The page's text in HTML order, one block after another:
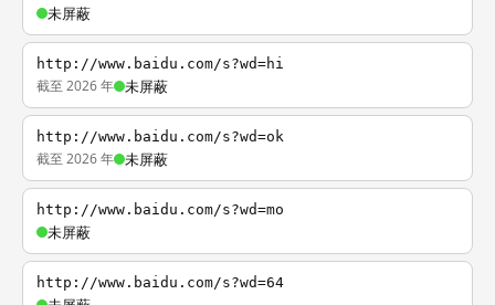
未屏蔽
http://www.baidu.com/s?wd=hi
截至 2026 年 未屏蔽
http://www.baidu.com/s?wd=ok
截至 2026 年 未屏蔽
http://www.baidu.com/s?wd=mo
未屏蔽
http://www.baidu.com/s?wd=64